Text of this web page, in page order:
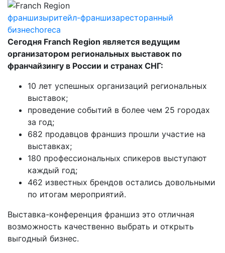
Сегодня Franch Region является ведущим
организатором региональных выставок по
франчайзингу в России и странах СНГ:
10 лет успешных организаций региональных
выставок;
проведение событий в более чем 25 городах
за год;
682 продавцов франшиз прошли участие на
выставках;
180 профессиональных спикеров выступают
каждый год;
462 известных брендов остались довольными
по итогам мероприятий.
Выставка-конференция франшиз это отличная
возможность качественно выбрать и открыть
выгодный бизнес.
франшизыритейл-франшизаресторанный
бизнесhoreca